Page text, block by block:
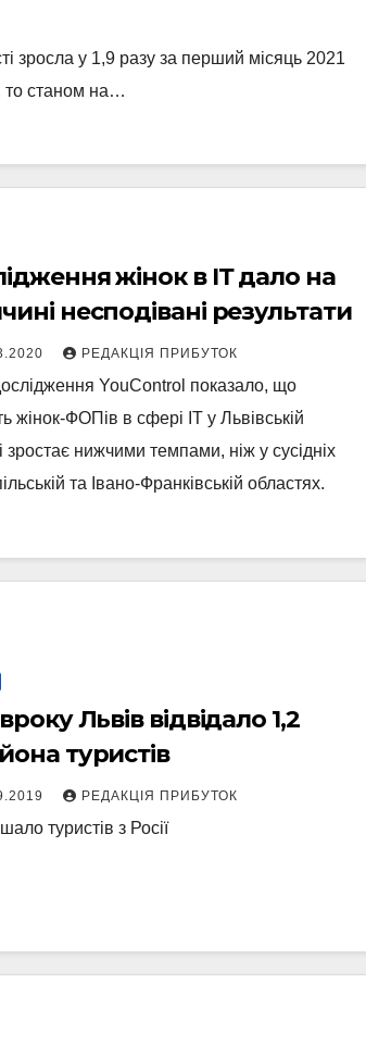
зросла у 1,9 разу за перший місяць 2021
то станом на…
жінок в ІТ дало на
несподівані результати
РЕДАКЦІЯ ПРИБУТОК
YouControl показало, що
жінок-ФОПів в сфері ІТ у Львівській
зростає нижчими темпами, ніж у сусідніх
та Івано-Франківській областях.
Львів відвідало 1,2
туристів
РЕДАКЦІЯ ПРИБУТОК
туристів з Росії